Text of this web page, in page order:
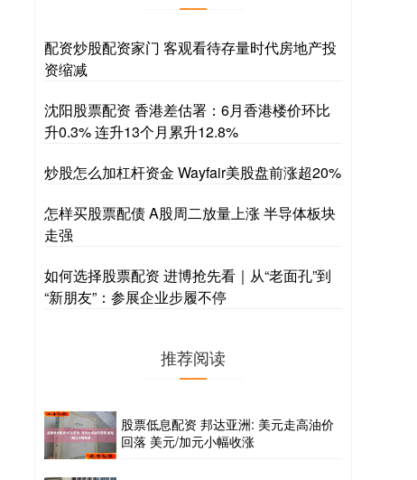
配资炒股配资家门 客观看待存量时代房地产投
资缩减
沈阳股票配资 香港差估署：6月香港楼价环比
升0.3% 连升13个月累升12.8%
炒股怎么加杠杆资金 Wayfair美股盘前涨超20%
怎样买股票配债 A股周二放量上涨 半导体板块
走强
如何选择股票配资 进博抢先看｜从“老面孔”到
“新朋友”：参展企业步履不停
推荐阅读
股票低息配资 邦达亚洲: 美元走高油价
回落 美元/加元小幅收涨